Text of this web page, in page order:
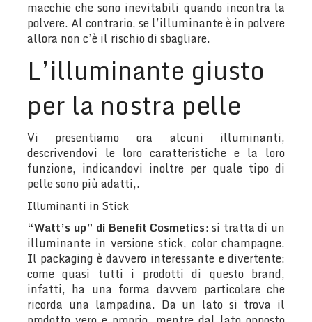
macchie che sono inevitabili quando incontra la
polvere. Al contrario, se l’illuminante è in polvere
allora non c’è il rischio di sbagliare.
L’illuminante giusto
per la nostra pelle
Vi presentiamo ora alcuni illuminanti,
descrivendovi le loro caratteristiche e la loro
funzione, indicandovi inoltre per quale tipo di
pelle sono più adatti,.
Illuminanti in Stick
“Watt’s up” di Benefit Cosmetics: si tratta di un
illuminante in versione stick, color champagne.
Il packaging è davvero interessante e divertente:
come quasi tutti i prodotti di questo brand,
infatti, ha una forma davvero particolare che
ricorda una lampadina. Da un lato si trova il